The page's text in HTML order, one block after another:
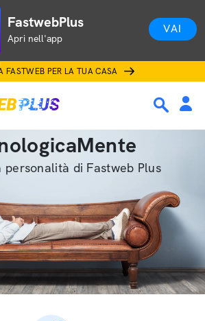
FastwebPlus
Apri nell'app
VAI
FASTWEB PER LA TUA CASA
personalità di Fastweb Plus